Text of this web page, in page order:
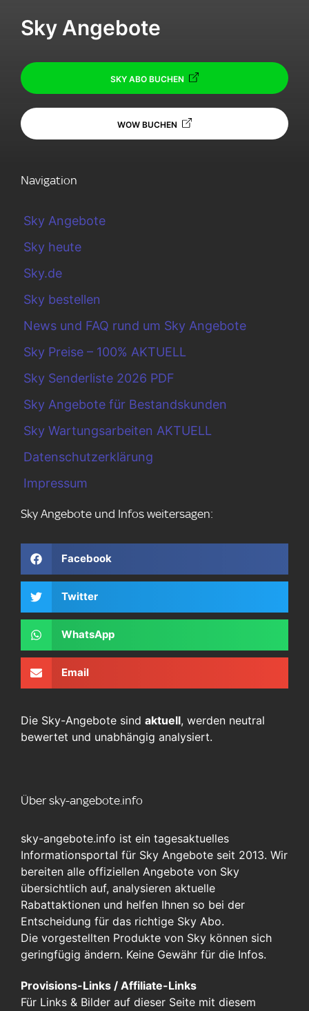
Sky Angebote
SKY ABO BUCHEN
WOW BUCHEN
Navigation
Sky Angebote
Sky heute
Sky.de
Sky bestellen
News und FAQ rund um Sky Angebote
Sky Preise – 100% AKTUELL
Sky Senderliste 2026 PDF
Sky Angebote für Bestandskunden
Sky Wartungsarbeiten AKTUELL
Datenschutzerklärung
Impressum
Sky Angebote und Infos weitersagen:
Facebook
Twitter
WhatsApp
Email
Die Sky-Angebote sind aktuell, werden neutral
bewertet und unabhängig analysiert.
Über sky-angebote.info
sky-angebote.info ist ein tagesaktuelles
Informationsportal für Sky Angebote seit 2013. Wir
bereiten alle offiziellen Angebote von Sky
übersichtlich auf, analysieren aktuelle
Rabattaktionen und helfen Ihnen so bei der
Entscheidung für das richtige Sky Abo.
Die vorgestellten Produkte von Sky können sich
geringfügig ändern. Keine Gewähr für die Infos.
Provisions-Links / Affiliate-Links
Für Links & Bilder auf dieser Seite mit diesem